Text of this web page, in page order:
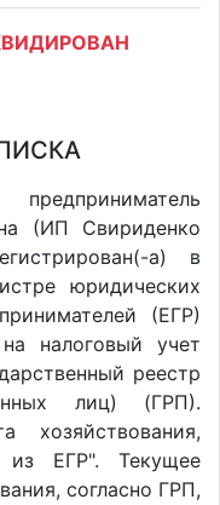
(ИП Свириденко
а) в
юридических
(ЕГР)
налоговый учет
реестр
лиц) (ГРП).
хозяйствования,
ЕГР". Текущее
согласно ГРП,